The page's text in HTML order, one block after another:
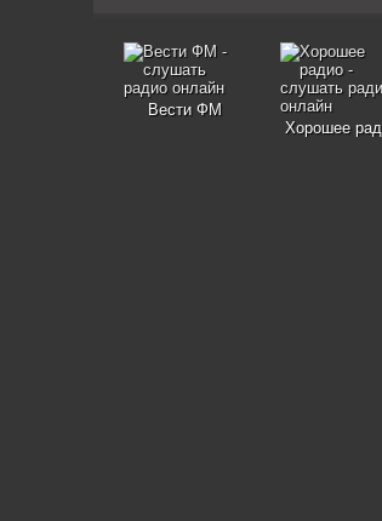
Вести ФМ
Хорошее